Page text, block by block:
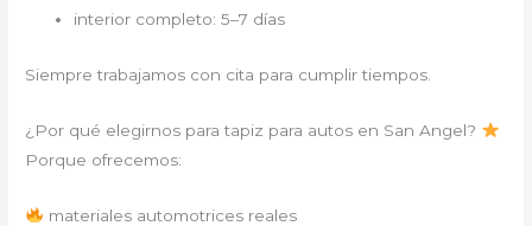
interior completo: 5–7 días
Siempre trabajamos con cita para cumplir tiempos.
¿Por qué elegirnos para tapiz para autos en San Angel?
Porque ofrecemos:
materiales automotrices reales